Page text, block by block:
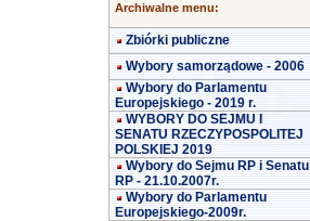
Archiwalne menu:
Zbiórki publiczne
Wybory samorządowe - 2006
Wybory do Parlamentu
Europejskiego - 2019 r.
WYBORY DO SEJMU I
SENATU RZECZYPOSPOLITEJ
POLSKIEJ 2019
Wybory do Sejmu RP i Senatu
RP - 21.10.2007r.
Wybory do Parlamentu
Europejskiego-2009r.